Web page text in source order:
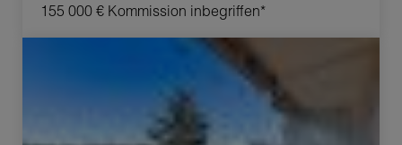
155 000 € Kommission inbegriffen*
Verkauf Appartement Lyon 5ème 2 Zimmer 51.8 m²